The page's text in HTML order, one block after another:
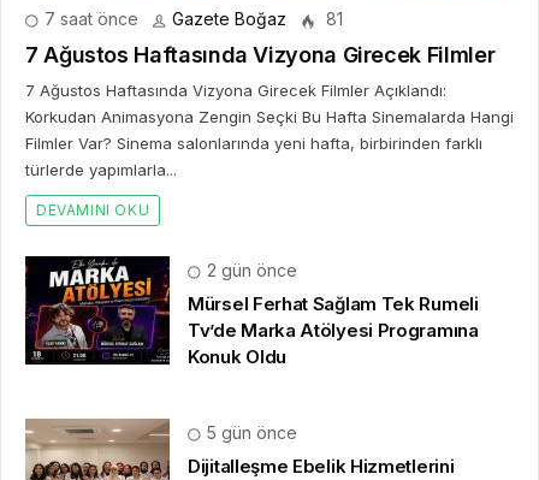
7 saat önce Gazete Boğaz 81
7 Ağustos Haftasında Vizyona Girecek Filmler
7 Ağustos Haftasında Vizyona Girecek Filmler Açıklandı:
Korkudan Animasyona Zengin Seçki Bu Hafta Sinemalarda Hangi
Filmler Var? Sinema salonlarında yeni hafta, birbirinden farklı
türlerde yapımlarla...
DEVAMINI OKU
2 gün önce
Mürsel Ferhat Sağlam Tek Rumeli
Tv’de Marka Atölyesi Programına
Konuk Oldu
5 gün önce
Dijitalleşme Ebelik Hizmetlerini